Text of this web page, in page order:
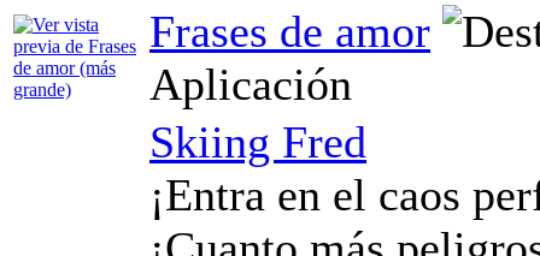
Frases de amor
Aplicación
Skiing Fred
¡Entra en el caos